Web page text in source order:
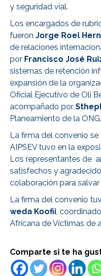
y seguridad vial.
Los encargados de
fueron Jorge Roel
de relaciones
por Francisco José
sistemas de retención
expansión de la
Oficial Ejecutivo de Oli
acompañado por
Planeamiento de la ONG.
La firma del convenio
AIPSEV tuvo en la
Los representantes de
satisfechos y
colaboración para
La firma del convenio
weda Koofii,
Africana de Víctimas de
Comparte si te ha